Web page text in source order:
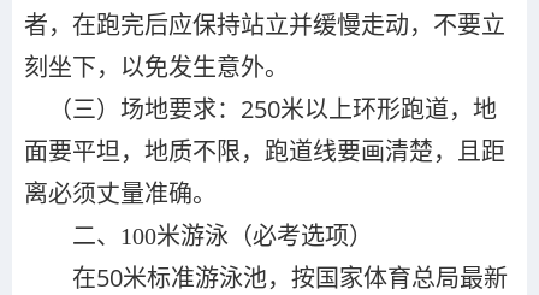
者，在跑完后应保持站立并缓慢走动，不要立
刻坐下，以免发生意外。
（三）场地要求：250米以上环形跑道，地
面要平坦，地质不限，跑道线要画清楚，且距
离必须丈量准确。
二、100米游泳
（必考选项）
在50米标准游泳池，按国家体育总局最新